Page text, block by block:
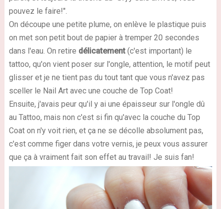
pouvez le faire!".
On découpe une petite plume, on enlève le plastique puis
on met son petit bout de papier à tremper 20 secondes
dans l'eau. On retire délicatement (c'est important) le
tattoo, qu'on vient poser sur l'ongle, attention, le motif peut
glisser et je ne tient pas du tout tant que vous n'avez pas
sceller le Nail Art avec une couche de Top Coat!
Ensuite, j'avais peur qu'il y ai une épaisseur sur l'ongle dû
au Tattoo, mais non c'est si fin qu'avec la couche du Top
Coat on n'y voit rien, et ça ne se décolle absolument pas,
c'est comme figer dans votre vernis, je peux vous assurer
que ça à vraiment fait son effet au travail! Je suis fan!